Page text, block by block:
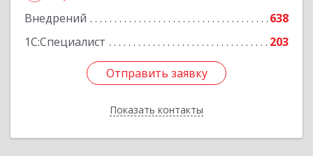
Внедрений
638
1С:Специалист
203
Отправить заявку
Показать контакты
Отправить заявку
Назад